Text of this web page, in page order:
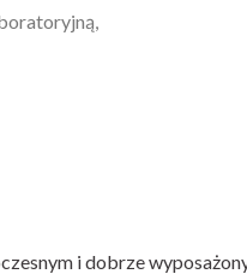
i dobrze